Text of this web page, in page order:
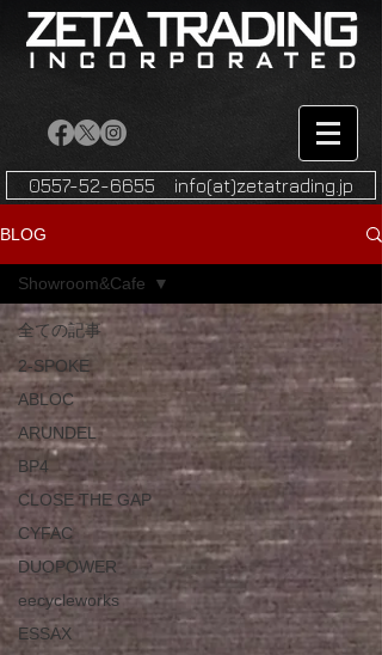
0557-52-6655 info(at)zetatrading.jp
BLOG
全ての記事
2-SPOKE
ABLOC
ARUNDEL
BP4
CLOSE THE GAP
CYFAC
DUOPOWER
eecycleworks
ESSAX
Showroom&Cafe